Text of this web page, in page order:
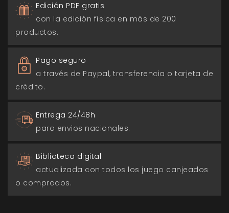
Edición PDF gratis
con la edición física en más de 200
productos.
Pago seguro
a través de Paypal, transferencia o tarjeta de
crédito.
Entrega 24/48h
para envios nacionales.
Biblioteca digital
actualizada con todos los juego canjeados
o comprados.